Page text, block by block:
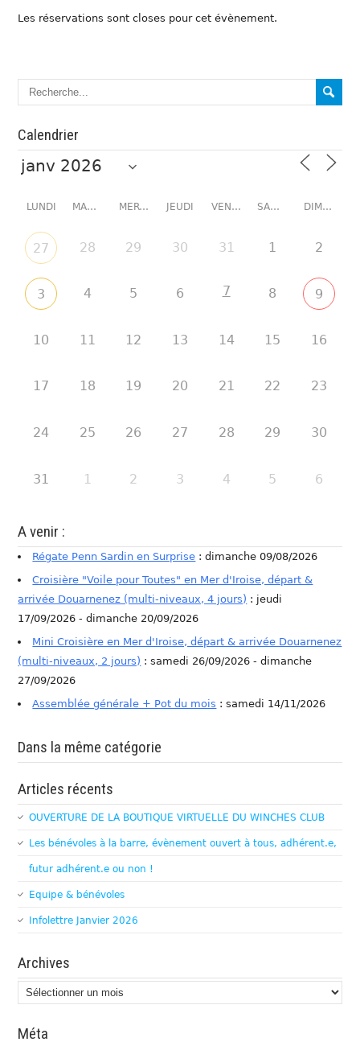
Les réservations sont closes pour cet évènement.
Calendrier
LUNDI MARDI MERCREDI JEUDI VENDREDI SAMEDI DIMANCHE
27 28 29 30 31 1 2
3 4 5 6 7 8 9
10 11 12 13 14 15 16
17 18 19 20 21 22 23
24 25 26 27 28 29 30
31 1 2 3 4 5 6
A venir :
Régate Penn Sardin en Surprise : dimanche 09/08/2026
Croisière "Voile pour Toutes" en Mer d'Iroise, départ &
arrivée Douarnenez (multi-niveaux, 4 jours) : jeudi
17/09/2026 - dimanche 20/09/2026
Mini Croisière en Mer d'Iroise, départ & arrivée Douarnenez
(multi-niveaux, 2 jours) : samedi 26/09/2026 - dimanche
27/09/2026
Assemblée générale + Pot du mois : samedi 14/11/2026
Dans la même catégorie
Articles récents
OUVERTURE DE LA BOUTIQUE VIRTUELLE DU WINCHES CLUB
Les bénévoles à la barre, évènement ouvert à tous, adhérent.e,
futur adhérent.e ou non !
Equipe & bénévoles
Infolettre Janvier 2026
Archives
Archives
Méta